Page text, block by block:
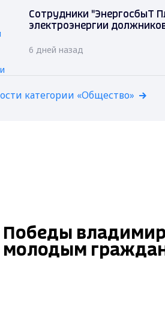
Сотрудники "ЭнергосбыТ
электроэнергии
6 дней назад
категории «Общество»
Победы
молодым